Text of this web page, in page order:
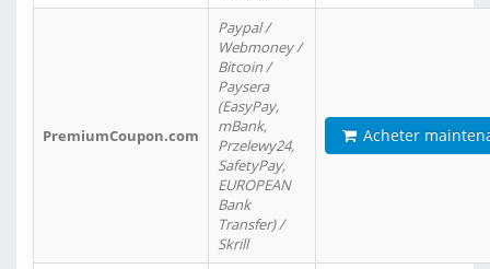
PremiumCoupon.com
Paypal /
Webmoney /
Bitcoin /
Paysera
(EasyPay,
mBank,
Przelewy24,
SafetyPay,
EUROPEAN
Bank
Transfer) /
Skrill
Acheter